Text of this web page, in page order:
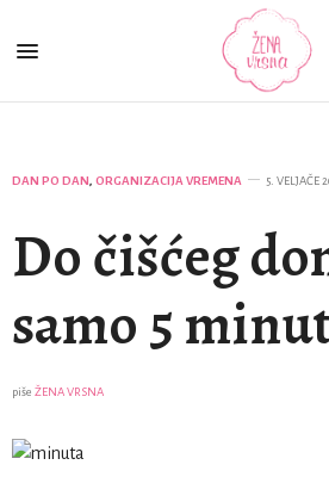
DAN PO DAN, ORGANIZACIJA VREMENA 5. VELJAČE
Do čišćeg
samo 5
piše ŽENA VRSNA